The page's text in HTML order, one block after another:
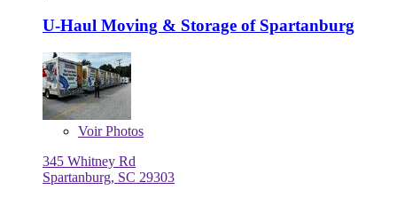
U-Haul Moving & Storage of Spartanburg
VoirPhotos
345 Whitney Rd
Spartanburg, SC 29303